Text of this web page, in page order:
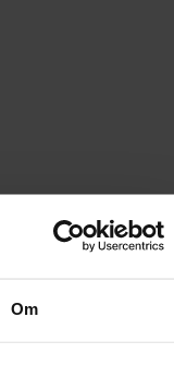
Om
automatisera och
och obetalda
Vi garanterar